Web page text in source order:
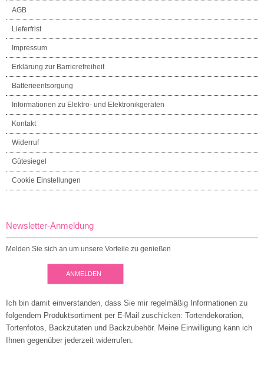
AGB
Lieferfrist
Impressum
Erklärung zur Barrierefreiheit
Batterieentsorgung
Informationen zu Elektro- und Elektronikgeräten
Kontakt
Widerruf
Gütesiegel
Cookie Einstellungen
Newsletter-Anmeldung
Melden Sie sich an um unsere Vorteile zu genießen
ANMELDEN
Ich bin damit einverstanden, dass Sie mir regelmäßig Informationen zu
folgendem Produktsortiment per E-Mail zuschicken: Tortendekoration,
Tortenfotos, Backzutaten und Backzubehör. Meine Einwilligung kann ich
Ihnen gegenüber jederzeit widerrufen.